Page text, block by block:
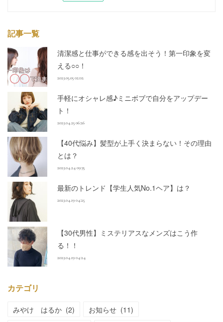
記事一覧
清潔感と仕事ができる感を出そう！第一印象を変
える○○！
2023.05.05 02:02
手軽にオシャレ感♪ミニボブで自分をアップデー
ト！
2023.04.25 06:26
【40代悩み】髪型が上手く決まらない！その理由
とは？
2023.04.24 09:35
最新のトレンド【学生人気No.1ヘア】は？
2023.04.19 04:25
【30代男性】ミステリアスなメンズはこう作
る！！
2023.04.19 04:24
カテゴリ
みやけ はるか (2) お知らせ (11)